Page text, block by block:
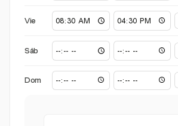
Vie
Sáb
Dom